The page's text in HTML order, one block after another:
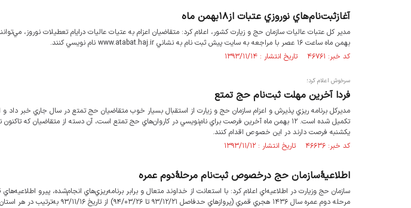
آغازثبت‌نام‌هاي نوروزي عتبات از۱۸بهمن ماه
بهمن ماه ساعت ۱۶ عصر با مراجعه به سايت پيش ثبت نام به نشاني www.atabat.haj.ir نام نويسي كنند.
کد خبر: ۴۶۷۶۱ تاریخ انتشار : ۱۳۹۳/۱۱/۱۴
سرخوش اعلام كرد؛
فردا آخرين مهلت ثبت‌نام حج تمتع
تكميل شده است. ۱۲ بهمن ماه آخرين فرصت براي نام‌نويسي در كاروان‌هاي حج تمتع است، آن دسته از متقاضيان كه
يكشنبه فرصت دارند در اين خصوص اقدام كنند.
کد خبر: ۴۶۶۳۶ تاریخ انتشار : ۱۳۹۳/۱۱/۱۲
اطلاعيۀسازمان حج درخصوص ثبت‌نام مرحلۀدوم عمره‌
سازمان حج وزيارت در اطلاعيه‌اي اعلام كرد: با استعانت از خداوند متعال و برابر برنامه‌ريزي‌هاي انجام‌شده، پيرو
مرحله دوم عمره سال ۱۴۳۶ هجري قمري (پروازهاي حدفاصل ۹۳/۱۲/۲۱ تا ۹۴/۰۳/۲۶) از تاريخ ۹۳/۱۱/۱۶ به‌ترتيب در هر استان انجام مي‌شود.